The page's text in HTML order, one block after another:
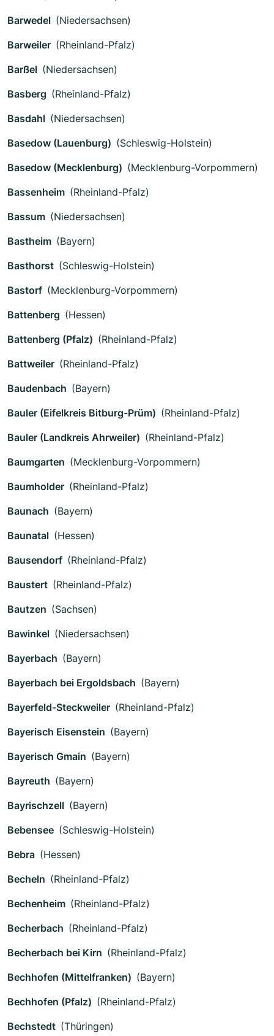
Barwedel (Niedersachsen)
Barweiler (Rheinland-Pfalz)
Barßel (Niedersachsen)
Basberg (Rheinland-Pfalz)
Basdahl (Niedersachsen)
Basedow (Lauenburg) (Schleswig-Holstein)
Basedow (Mecklenburg) (Mecklenburg-Vorpommern)
Bassenheim (Rheinland-Pfalz)
Bassum (Niedersachsen)
Bastheim (Bayern)
Basthorst (Schleswig-Holstein)
Bastorf (Mecklenburg-Vorpommern)
Battenberg (Hessen)
Battenberg (Pfalz) (Rheinland-Pfalz)
Battweiler (Rheinland-Pfalz)
Baudenbach (Bayern)
Bauler (Eifelkreis Bitburg-Prüm) (Rheinland-Pfalz)
Bauler (Landkreis Ahrweiler) (Rheinland-Pfalz)
Baumgarten (Mecklenburg-Vorpommern)
Baumholder (Rheinland-Pfalz)
Baunach (Bayern)
Baunatal (Hessen)
Bausendorf (Rheinland-Pfalz)
Baustert (Rheinland-Pfalz)
Bautzen (Sachsen)
Bawinkel (Niedersachsen)
Bayerbach (Bayern)
Bayerbach bei Ergoldsbach (Bayern)
Bayerfeld-Steckweiler (Rheinland-Pfalz)
Bayerisch Eisenstein (Bayern)
Bayerisch Gmain (Bayern)
Bayreuth (Bayern)
Bayrischzell (Bayern)
Bebensee (Schleswig-Holstein)
Bebra (Hessen)
Becheln (Rheinland-Pfalz)
Bechenheim (Rheinland-Pfalz)
Becherbach (Rheinland-Pfalz)
Becherbach bei Kirn (Rheinland-Pfalz)
Bechhofen (Mittelfranken) (Bayern)
Bechhofen (Pfalz) (Rheinland-Pfalz)
Bechstedt (Thüringen)